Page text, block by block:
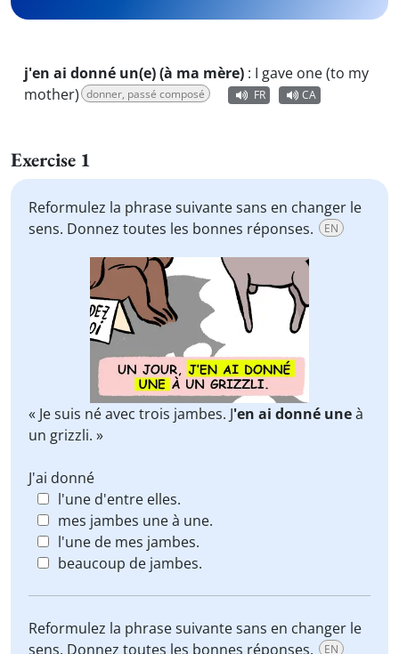
j'en ai donné un(e) (à ma mère) : I gave one (to my
mother) donner, passé composé FR CA
Exercise 1
Reformulez la phrase suivante sans en changer le
sens. Donnez toutes les bonnes réponses.
EN
« Je suis né avec trois jambes. J'en ai donné uneà
un grizzli. »
J'ai donné
l'une d'entre elles.
mes jambes une à une.
l'une de mes jambes.
beaucoup de jambes.
Reformulez la phrase suivante sans en changer le
sens. Donnez toutes les bonnes réponses.
EN